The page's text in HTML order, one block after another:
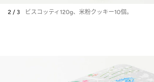
2 / 3 ビスコッティ120g、米粉クッキー10個。